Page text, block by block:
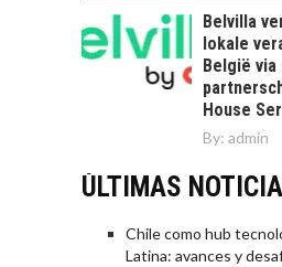
Belvilla
lokale
België
House
By: admin
ÚLTIMAS
Chile como hub
Latina: avances y